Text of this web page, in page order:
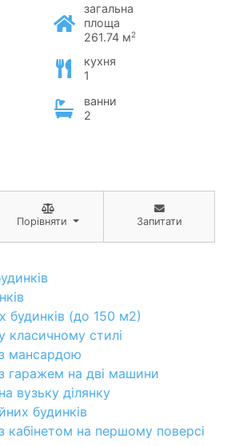
загальна
площа
261.74 м2
кухня
1
ванни
2
Порівняти Запитати
будинків (до 150 м2)
класичному стилі
мансардою
гаражем на дві машини
вузьку ділянку
будинків
кабінетом на першому поверсі